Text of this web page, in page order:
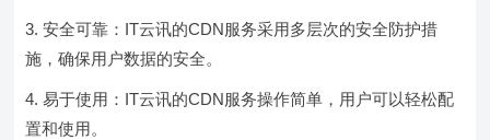
安全可靠：IT云讯的CDN服务采用多层次的安全防护措
施，确保用户数据的安全。
易于使用：IT云讯的CDN服务操作简单，用户可以轻松配
置和使用。